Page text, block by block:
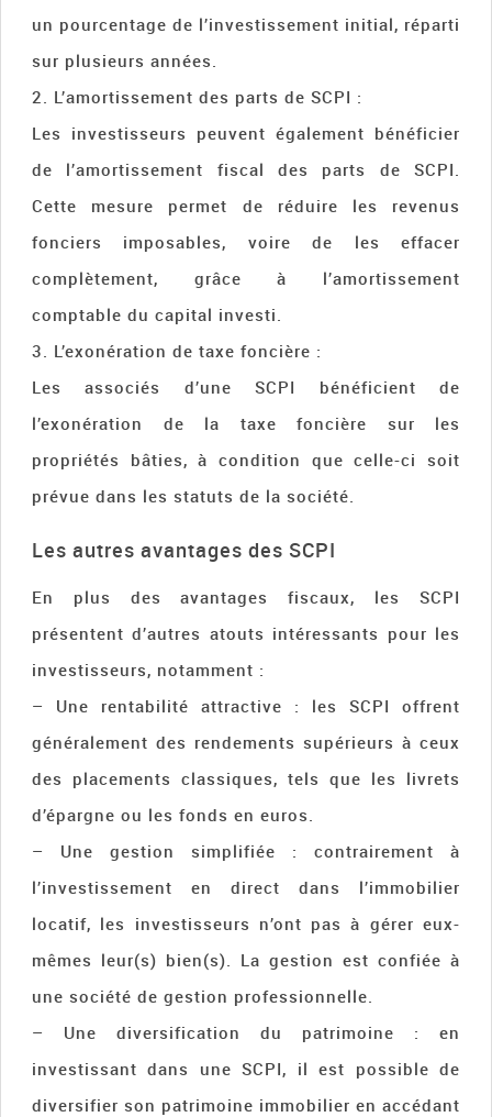
un pourcentage de l’investissement initial, réparti
sur plusieurs années.
2. L’amortissement des parts de SCPI :
Les investisseurs peuvent également bénéficier
de l’amortissement fiscal des parts de SCPI.
Cette mesure permet de réduire les revenus
fonciers imposables, voire de les effacer
complètement, grâce à l’amortissement
comptable du capital investi.
3. L’exonération de taxe foncière :
Les associés d’une SCPI bénéficient de
l’exonération de la taxe foncière sur les
propriétés bâties, à condition que celle-ci soit
prévue dans les statuts de la société.
Les autres avantages des SCPI
En plus des avantages fiscaux, les SCPI
présentent d’autres atouts intéressants pour les
investisseurs, notamment :
– Une rentabilité attractive : les SCPI offrent
généralement des rendements supérieurs à ceux
des placements classiques, tels que les livrets
d’épargne ou les fonds en euros.
– Une gestion simplifiée : contrairement à
l’investissement en direct dans l’immobilier
locatif, les investisseurs n’ont pas à gérer eux-
mêmes leur(s) bien(s). La gestion est confiée à
une société de gestion professionnelle.
– Une diversification du patrimoine : en
investissant dans une SCPI, il est possible de
diversifier son patrimoine immobilier en accédant